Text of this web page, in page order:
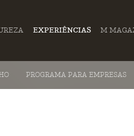
EXPERIÊNCIAS
PROGRAMA PARA EMPRESAS
M